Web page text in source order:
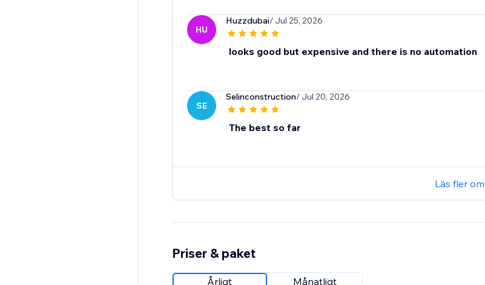
HU
Huzzdubai/ Jul 25, 2026
looks good but expensive and there is no automation
SE
Selinconstruction/ Jul 20, 2026
The best so far
Läs fler
Priser & paket
Årligt Månatligt